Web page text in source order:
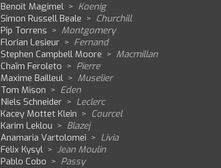
Benoît Magimel > Koenig
Simon Russell Beale > Churchill
Pip Torrens > Montgomery
Florian Lesieur > Fernand
Stephen Campbell Moore > Macmillan
Chaïm Feroleto > Pierre
Maxime Bailleul > Muselier
Tom Mison > Eden
Niels Schneider > Leclerc
Kacey Mottet Klein > Courcel
Karim Leklou > Blazej
Anamaria Vartolomei > Livia
Félix Kysyl > Jean Moulin
Pablo Cobo > Passy